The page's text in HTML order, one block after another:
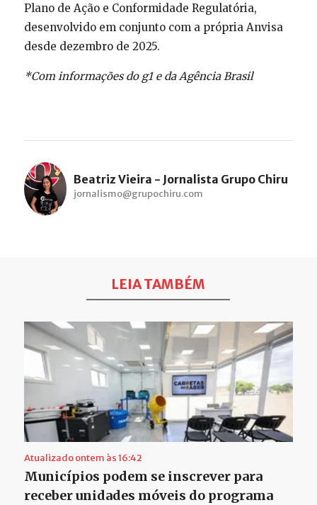
Plano de Ação e Conformidade Regulatória,
desenvolvido em conjunto com a própria Anvisa
desde dezembro de 2025.
*Com informações do g1 e da Agência Brasil
Beatriz Vieira - Jornalista Grupo Chiru
jornalismo@grupochiru.com
LEIA TAMBÉM
Atualizado ontem às 16:42
Municípios podem se inscrever para
receber unidades móveis do programa